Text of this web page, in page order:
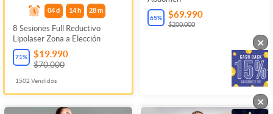
04 d 14 h 28m
8 Sesiones Full Reductivo
Lipolaser Zona a Elección
71% $19.990
$70.000
1502 Vendidos
65% $69.990
$200.000
×
×